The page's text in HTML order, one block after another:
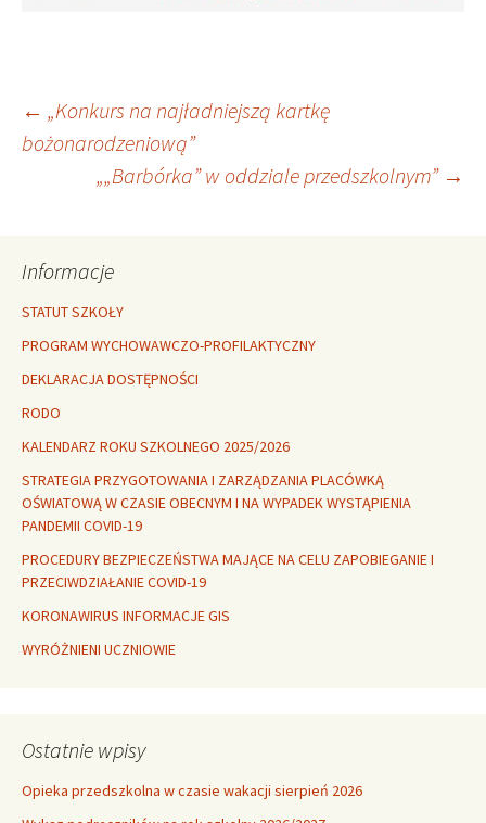
Nawigacja
wpisu
← „Konkurs na najładniejszą kartkę
bożonarodzeniową”
„„Barbórka” w oddziale przedszkolnym” →
Informacje
STATUT SZKOŁY
PROGRAM WYCHOWAWCZO-PROFILAKTYCZNY
DEKLARACJA DOSTĘPNOŚCI
RODO
KALENDARZ ROKU SZKOLNEGO 2025/2026
STRATEGIA PRZYGOTOWANIA I ZARZĄDZANIA PLACÓWKĄ
OŚWIATOWĄ W CZASIE OBECNYM I NA WYPADEK WYSTĄPIENIA
PANDEMII COVID-19
PROCEDURY BEZPIECZEŃSTWA MAJĄCE NA CELU ZAPOBIEGANIE I
PRZECIWDZIAŁANIE COVID-19
KORONAWIRUS INFORMACJE GIS
WYRÓŻNIENI UCZNIOWIE
Ostatnie wpisy
Opieka przedszkolna w czasie wakacji sierpień 2026